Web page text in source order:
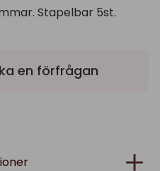
Stapelbar 5st.
en förfrågan